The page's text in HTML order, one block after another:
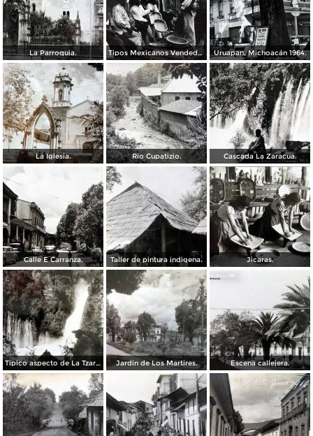
La Parroquia. Tipos Mexicanos Vendedores de vandejas. Uruapan, Michoacán 1964.
La Iglesia. Rio Cupatizio. Cascada La Zaracua.
Calle E Carranza. Taller de pintura indigena. Jicaras.
Tipico aspecto de La Tzaracua. Jardin de Los Martires. Escena callejera.